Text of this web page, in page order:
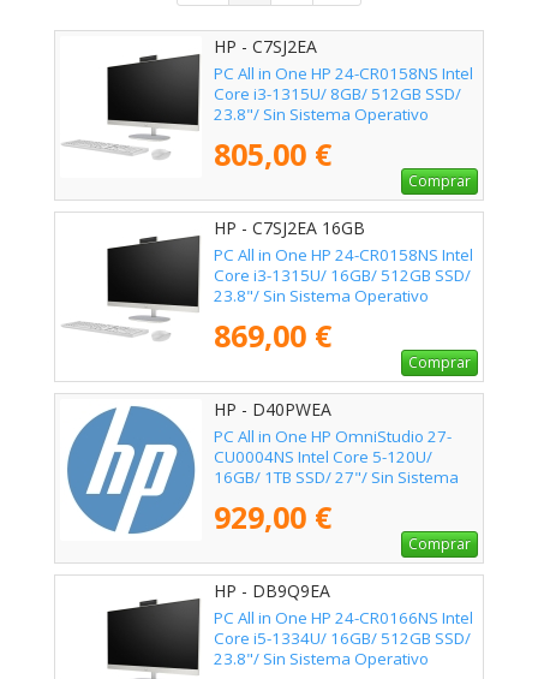
HP - C7SJ2EA
PC All in One HP 24-CR0158NS Intel
Core i3-1315U/ 8GB/ 512GB SSD/
23.8"/ Sin Sistema Operativo
805,00 €
Comprar
HP - C7SJ2EA 16GB
PC All in One HP 24-CR0158NS Intel
Core i3-1315U/ 16GB/ 512GB SSD/
23.8"/ Sin Sistema Operativo
869,00 €
Comprar
HP - D40PWEA
PC All in One HP OmniStudio 27-
CU0004NS Intel Core 5-120U/
16GB/ 1TB SSD/ 27"/ Sin Sistema
929,00 €
Comprar
HP - DB9Q9EA
PC All in One HP 24-CR0166NS Intel
Core i5-1334U/ 16GB/ 512GB SSD/
23.8"/ Sin Sistema Operativo